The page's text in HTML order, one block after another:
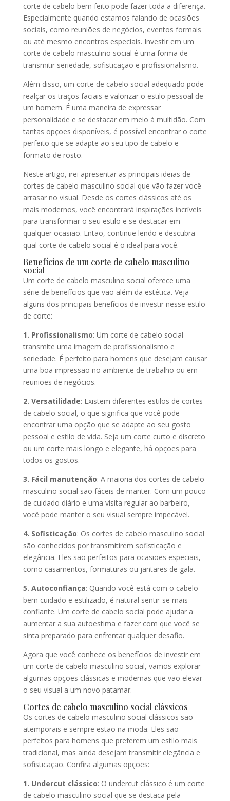
corte de cabelo bem feito pode fazer toda a diferença.
Especialmente quando estamos falando de ocasiões
sociais, como reuniões de negócios, eventos formais
ou até mesmo encontros especiais. Investir em um
corte de cabelo masculino social é uma forma de
transmitir seriedade, sofisticação e profissionalismo.
Além disso, um corte de cabelo social adequado pode
realçar os traços faciais e valorizar o estilo pessoal de
um homem. É uma maneira de expressar
personalidade e se destacar em meio à multidão. Com
tantas opções disponíveis, é possível encontrar o corte
perfeito que se adapte ao seu tipo de cabelo e
formato de rosto.
Neste artigo, irei apresentar as principais ideias de
cortes de cabelo masculino social que vão fazer você
arrasar no visual. Desde os cortes clássicos até os
mais modernos, você encontrará inspirações incríveis
para transformar o seu estilo e se destacar em
qualquer ocasião. Então, continue lendo e descubra
qual corte de cabelo social é o ideal para você.
Benefícios de um corte de cabelo masculino
social
Um corte de cabelo masculino social oferece uma
série de benefícios que vão além da estética. Veja
alguns dos principais benefícios de investir nesse estilo
de corte:
1. Profissionalismo: Um corte de cabelo social
transmite uma imagem de profissionalismo e
seriedade. É perfeito para homens que desejam causar
uma boa impressão no ambiente de trabalho ou em
reuniões de negócios.
2. Versatilidade: Existem diferentes estilos de cortes
de cabelo social, o que significa que você pode
encontrar uma opção que se adapte ao seu gosto
pessoal e estilo de vida. Seja um corte curto e discreto
ou um corte mais longo e elegante, há opções para
todos os gostos.
3. Fácil manutenção: A maioria dos cortes de cabelo
masculino social são fáceis de manter. Com um pouco
de cuidado diário e uma visita regular ao barbeiro,
você pode manter o seu visual sempre impecável.
4. Sofisticação: Os cortes de cabelo masculino social
são conhecidos por transmitirem sofisticação e
elegância. Eles são perfeitos para ocasiões especiais,
como casamentos, formaturas ou jantares de gala.
5. Autoconfiança: Quando você está com o cabelo
bem cuidado e estilizado, é natural sentir-se mais
confiante. Um corte de cabelo social pode ajudar a
aumentar a sua autoestima e fazer com que você se
sinta preparado para enfrentar qualquer desafio.
Agora que você conhece os benefícios de investir em
um corte de cabelo masculino social, vamos explorar
algumas opções clássicas e modernas que vão elevar
o seu visual a um novo patamar.
Cortes de cabelo masculino social clássicos
Os cortes de cabelo masculino social clássicos são
atemporais e sempre estão na moda. Eles são
perfeitos para homens que preferem um estilo mais
tradicional, mas ainda desejam transmitir elegância e
sofisticação. Confira algumas opções:
1. Undercut clássico: O undercut clássico é um corte
de cabelo masculino social que se destaca pela